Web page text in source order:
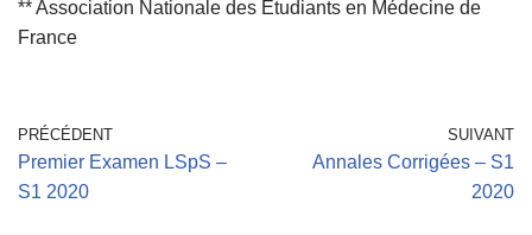
** Association Nationale des Étudiants en Médecine de
France
PRÉCÉDENT
Premier Examen LSpS –
S1 2020
SUIVANT
Annales Corrigées – S1
2020